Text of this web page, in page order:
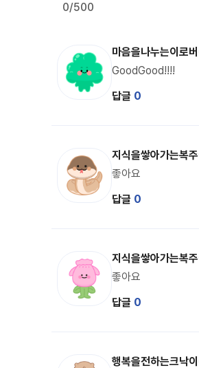
0/500
이로버 캐릭터 이미지마음을나누는이로
GoodGood!!!!
답글 0
비바리 캐릭터 이미지지식을쌓아가는복
좋아요
답글 0
복주 캐릭터 이미지지식을쌓아가는복
좋아요
답글 0
달수리 캐릭터 이미지행복을전하는크낙